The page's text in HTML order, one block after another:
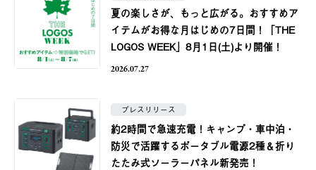
夏の楽しさが、もっと広がる。おすすめア
イテムがお得な月はじめの7日間！「THE
LOGOS WEEK」8月1日(土)より開催！
2026.07.27
プレスリリース
約2時間で急速充電！キャンプ・車中泊・
防災で活躍するポータブル電源2種＆折り
たたみ式ソーラーパネル新発売！